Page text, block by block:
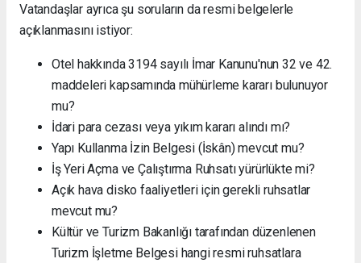
Vatandaşlar ayrıca şu soruların da resmi belgelerle
açıklanmasını istiyor:
Otel hakkında 3194 sayılı İmar Kanunu'nun 32 ve 42.
maddeleri kapsamında mühürleme kararı bulunuyor
mu?
İdari para cezası veya yıkım kararı alındı mı?
Yapı Kullanma İzin Belgesi (İskân) mevcut mu?
İş Yeri Açma ve Çalıştırma Ruhsatı yürürlükte mi?
Açık hava disko faaliyetleri için gerekli ruhsatlar
mevcut mu?
Kültür ve Turizm Bakanlığı tarafından düzenlenen
Turizm İşletme Belgesi hangi resmi ruhsatlara